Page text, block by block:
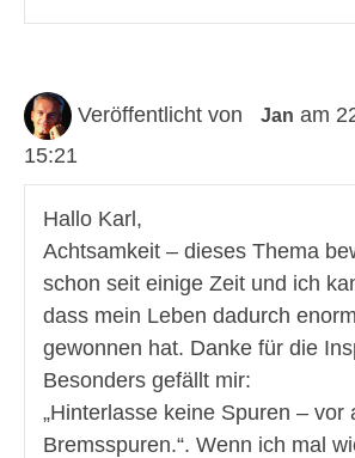
Veröffentlicht von Jan am
15:21
Hallo Karl,
Achtsamkeit – dieses Thema
schon seit einige Zeit und ich
dass mein Leben dadurch
gewonnen hat. Danke für die
Besonders gefällt mir:
„Hinterlasse keine Spuren – vor
Bremsspuren.“. Wenn ich mal